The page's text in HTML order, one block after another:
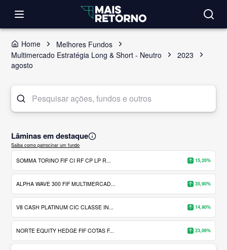
Home
Melhores Fundos
Multimercado Estratégia Long & Short - Neutro
2023
agosto
Lâminas em destaque
Saiba como patrocinar um fundo
SOMMA TORINO FIF CI RF CP LP R... 15,20%
ALPHA WAVE 300 FIF MULTIMERCAD... 35,90%
V8 CASH PLATINUM CIC CLASSE IN... 14,90%
NORTE EQUITY HEDGE FIF COTAS F... 23,06%